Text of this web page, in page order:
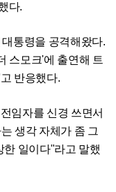
다.
통령을 공격해왔다.
스모크'에 출연해 트
반응했다.
임자를 신경 쓰면서
생각 자체가 좀 그
한 일이다"라고 말했